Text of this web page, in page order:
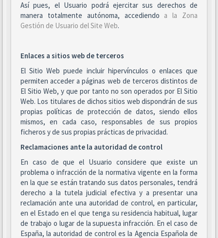
Así pues, el Usuario podrá ejercitar sus derechos de
manera totalmente autónoma, accediendo a la Zona
Gestión de Usuario del Site Web.
Enlaces a sitios web de terceros
El Sitio Web puede incluir hipervínculos o enlaces que
permiten acceder a páginas web de terceros distintos de
El Sitio Web, y que por tanto no son operados por El Sitio
Web. Los titulares de dichos sitios web dispondrán de sus
propias políticas de protección de datos, siendo ellos
mismos, en cada caso, responsables de sus propios
ficheros y de sus propias prácticas de privacidad.
Reclamaciones ante la autoridad de control
En caso de que el Usuario considere que existe un
problema o infracción de la normativa vigente en la forma
en la que se están tratando sus datos personales, tendrá
derecho a la tutela judicial efectiva y a presentar una
reclamación ante una autoridad de control, en particular,
en el Estado en el que tenga su residencia habitual, lugar
de trabajo o lugar de la supuesta infracción. En el caso de
España, la autoridad de control es la Agencia Española de